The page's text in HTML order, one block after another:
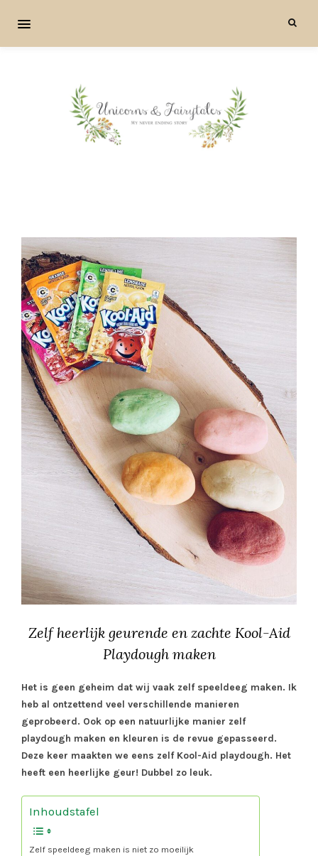
Zelf heerlijk geurende en zachte Kool-Aid
Playdough maken
Het is geen geheim dat wij vaak zelf speeldeeg maken. Ik
heb al ontzettend veel verschillende manieren
geprobeerd. Ook op een natuurlijke manier zelf
playdough maken en kleuren is de revue gepasseerd.
Deze keer maakten we eens zelf Kool-Aid playdough. Het
heeft een heerlijke geur! Dubbel zo leuk.
Inhoudstafel
Zelf speeldeeg maken is niet zo moeilijk